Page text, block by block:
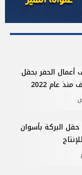
أعمال الحفر بحقل
عام 2022
البركة بأسوان